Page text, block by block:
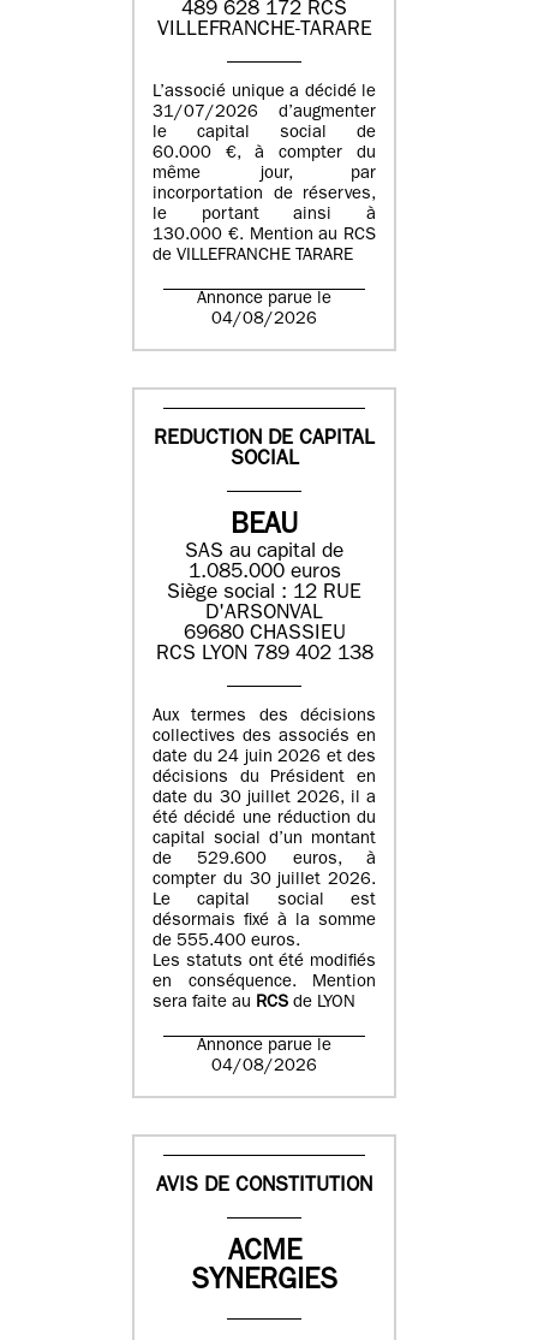
489 628 172 RCS
VILLEFRANCHE-TARARE
L’associé unique a décidé le
31/07/2026 d’augmenter
le capital social de
60.000 €, à compter du
même jour, par
incorportation de réserves,
le portant ainsi à
130.000 €. Mention au RCS
de VILLEFRANCHE TARARE
Annonce parue le
04/08/2026
REDUCTION DE CAPITAL
SOCIAL
BEAU
SAS au capital de
1.085.000 euros
Siège social : 12 RUE
D'ARSONVAL
69680 CHASSIEU
RCS LYON 789 402 138
Aux termes des décisions
collectives des associés en
date du 24 juin 2026 et des
décisions du Président en
date du 30 juillet 2026, il a
été décidé une réduction du
capital social d’un montant
de 529.600 euros, à
compter du 30 juillet 2026.
Le capital social est
désormais fixé à la somme
de 555.400 euros.
Les statuts ont été modifiés
en conséquence. Mention
sera faite au RCS de LYON
Annonce parue le
04/08/2026
AVIS DE CONSTITUTION
ACME
SYNERGIES